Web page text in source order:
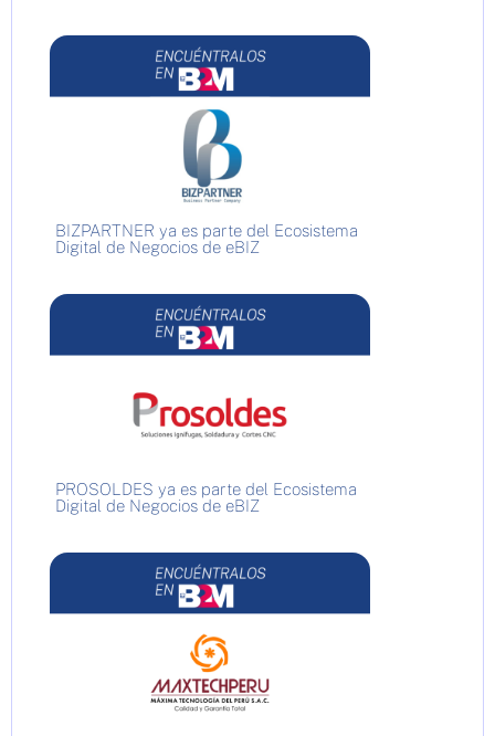
BIZPARTNER ya es parte del Ecosistema
Digital de Negocios de eBIZ
PROSOLDES ya es parte del Ecosistema
Digital de Negocios de eBIZ